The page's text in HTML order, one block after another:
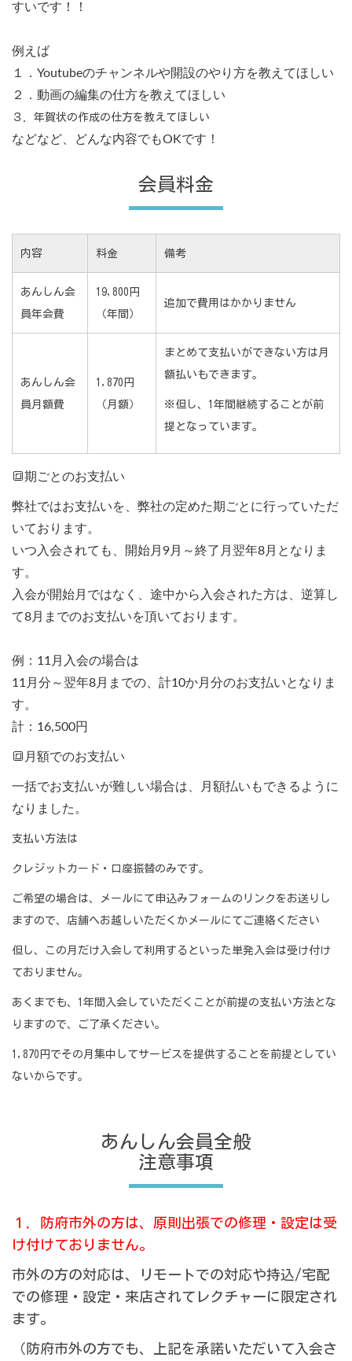
すいです！！
例えば
１．Youtubeのチャンネルや開設のやり方を教えてほしい
２．動画の編集の仕方を教えてほしい
３．年賀状の作成の仕方を教えてほしい
などなど、どんな内容でもOKです！
会員料金
内容 料金 備考
あんしん会
員年会費
19,800円
（年間）
追加で費用はかかりません
あんしん会
員月額費
1,870円
（月額）
まとめて支払いができない方は月
額払いもできます。
※但し、1年間継続することが前
提となっています。
🔳期ごとのお支払い
弊社ではお支払いを、弊社の定めた期ごとに行っていただ
いております。
いつ入会されても、開始月9月～終了月翌年8月となりま
す。
入会が開始月ではなく、途中から入会された方は、逆算し
て8月までのお支払いを頂いております。
例：11月入会の場合は
11月分～翌年8月までの、計10か月分のお支払いとなりま
す。
計：16,500円
🔳月額でのお支払い
一括でお支払いが難しい場合は、月額払いもできるように
なりました。
支払い方法は
クレジットカード・口座振替のみです。
ご希望の場合は、メールにて申込みフォームのリンクをお送りし
ますので、店舗へお越しいただくかメールにてご連絡ください
但し、この月だけ入会して利用するといった単発入会は受け付け
ておりません。
あくまでも、1年間入会していただくことが前提の支払い方法とな
りますので、ご了承ください。
1,870円でその月集中してサービスを提供することを前提としてい
ないからです。
あんしん会員全般
注意事項
１．防府市外の方は、原則出張での修理・設定は受
け付けておりません。
市外の方の対応は、リモートでの対応や持込/宅配
での修理・設定・来店されてレクチャーに限定され
ます。
（防府市外の方でも、上記を承諾いただいて入会さ